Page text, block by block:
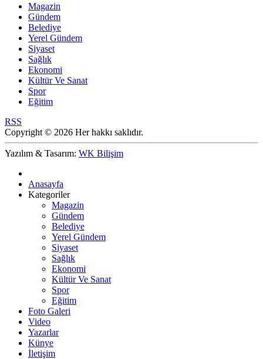
Magazin
Gündem
Belediye
Yerel Gündem
Siyaset
Sağlık
Ekonomi
Kültür Ve Sanat
Spor
Eğitim
RSS
Copyright © 2026 Her hakkı saklıdır.
Yazılım & Tasarım: WK Bilişim
Anasayfa
Kategoriler
Magazin
Gündem
Belediye
Yerel Gündem
Siyaset
Sağlık
Ekonomi
Kültür Ve Sanat
Spor
Eğitim
Foto Galeri
Video
Yazarlar
Künye
İletişim